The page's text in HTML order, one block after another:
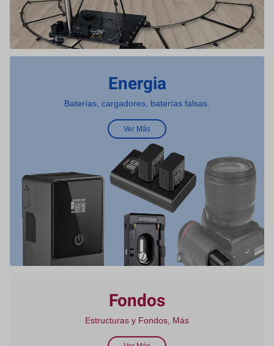
Energia
Baterías, cargadores, baterías falsas.
Ver Más
Fondos
Estructuras y Fondos, Más